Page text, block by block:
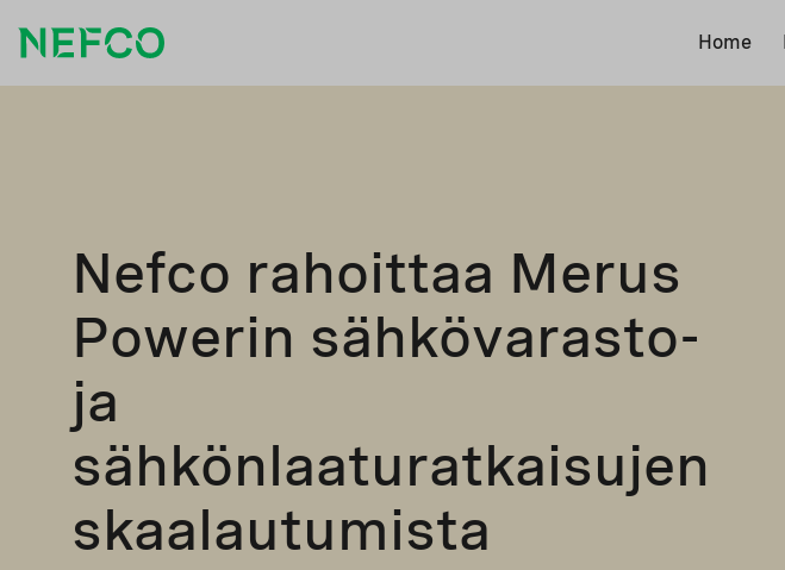
Home
Nefco rahoittaa Merus
Powerin sähkövarasto-
ja
sähkönlaaturatkaisujen
skaalautumista